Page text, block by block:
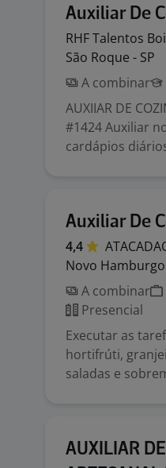
Auxiliar De
RHF Talentos
São Roque - SP
A combinar
AUXIIAR DE
#1424 Auxiliar
cardápios
Auxiliar De
4,4
Novo Hamburgo
A combinar
Presencial
Executar as
hortifrúti,
saladas e
AUXILIAR